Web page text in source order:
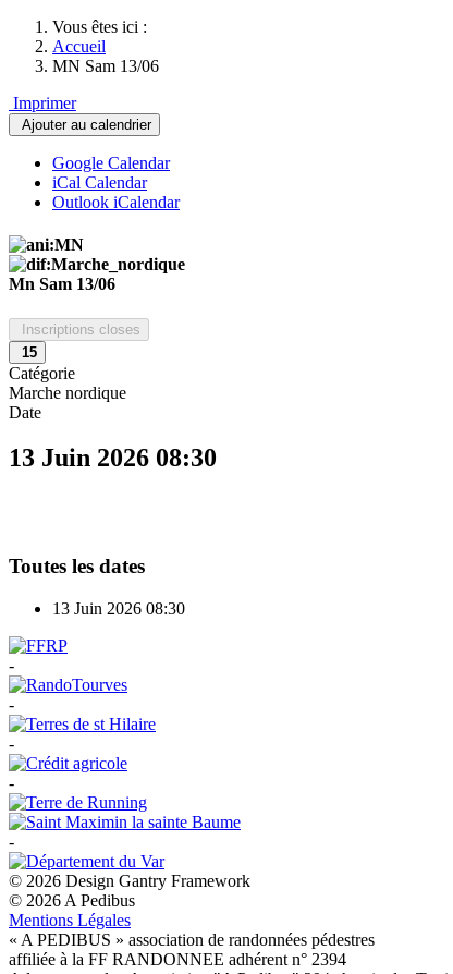
Vous êtes ici :
Accueil
MN Sam 13/06
Imprimer
Ajouter au calendrier
Google Calendar
iCal Calendar
Outlook iCalendar
Mn Sam 13/06
Inscriptions closes
15
Catégorie
Marche nordique
Date
13 Juin 2026 08:30
Toutes les dates
13 Juin 2026 08:30
-
-
-
-
-
© 2026 Design Gantry Framework
© 2026 A Pedibus
Mentions Légales
« A PEDIBUS » association de randonnées pédestres
affiliée à la FF RANDONNEE adhérent n° 2394